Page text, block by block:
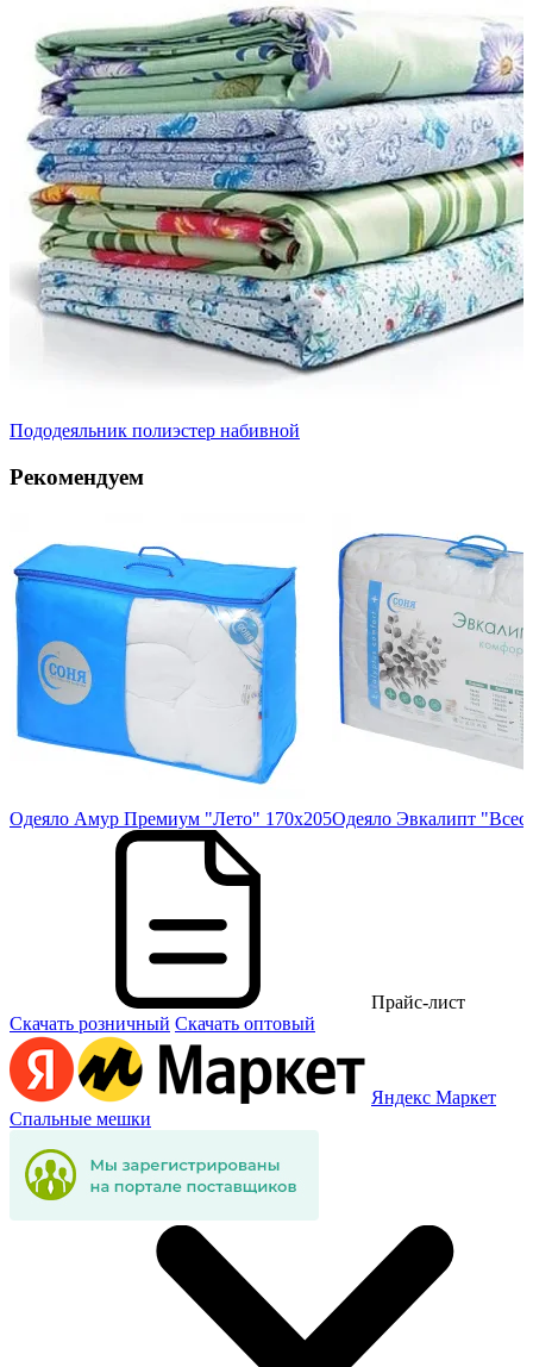
Пододеяльник полиэстер набивной
Рекомендуем
Одеяло Амур Премиум "Лето" 170х205Одеяло Эвкалипт
Прайс-лист
Скачать розничный Скачать оптовый
Яндекс Маркет
Спальные мешки